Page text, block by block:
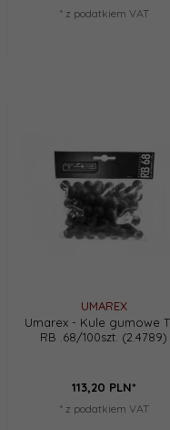
* z podatkiem VAT
UMAREX
Umarex - Kule gumowe
RB .68/100szt. (2.4789)
113,20 PLN*
* z podatkiem VAT